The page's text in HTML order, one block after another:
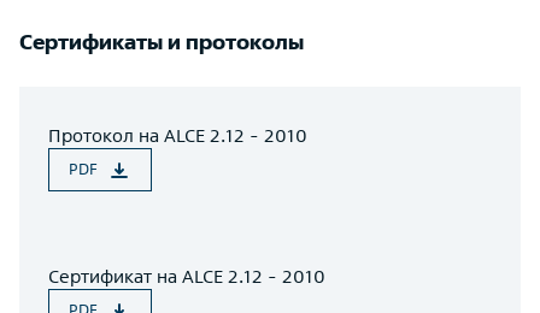
Сертификаты и протоколы
Протокол на ALCE 2.12 - 2010
PDF
Сертификат на ALCE 2.12 - 2010